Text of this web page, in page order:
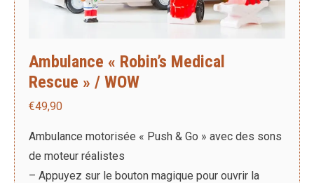
Ambulance « Robin’s Medical
Rescue » / WOW
€49,90
Ambulance motorisée « Push & Go » avec des sons
de moteur réalistes
– Appuyez sur le bouton magique pour ouvrir la